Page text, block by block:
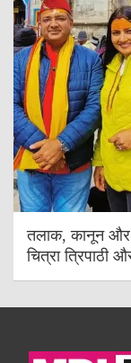
तलाक, कानून और
चित्रा त्रिपाठी